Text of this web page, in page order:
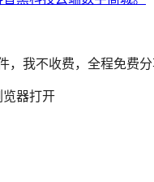
，我不收费，全程免费
器打开